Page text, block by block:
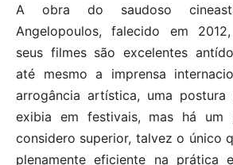
A obra do saudoso
Angelopoulos, falecido em
seus filmes são excelentes
até mesmo a imprensa
arrogância artística, uma
exibia em festivais, mas há um
considero superior, talvez o único
plenamente eficiente na prática